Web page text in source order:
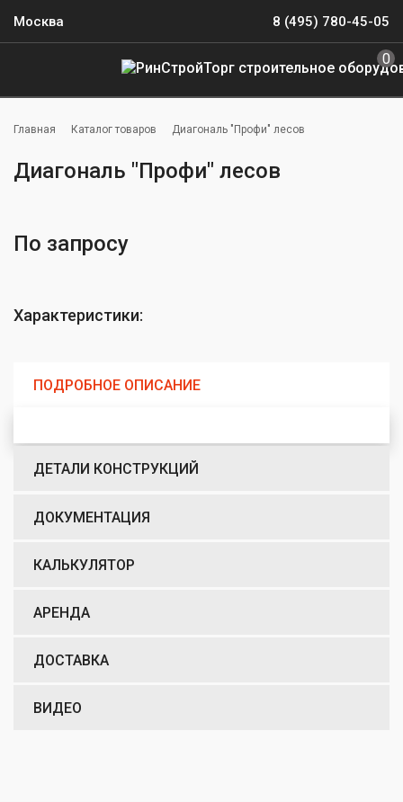
Москва 8 (495) 780-45-05
0
Главная Каталог товаров Диагональ "Профи" лесов
Диагональ "Профи" лесов
Характеристики:
По запросу
ПОДРОБНОЕ ОПИСАНИЕ
ДЕТАЛИ КОНСТРУКЦИЙ
ДОКУМЕНТАЦИЯ
КАЛЬКУЛЯТОР
АРЕНДА
ДОСТАВКА
ВИДЕО